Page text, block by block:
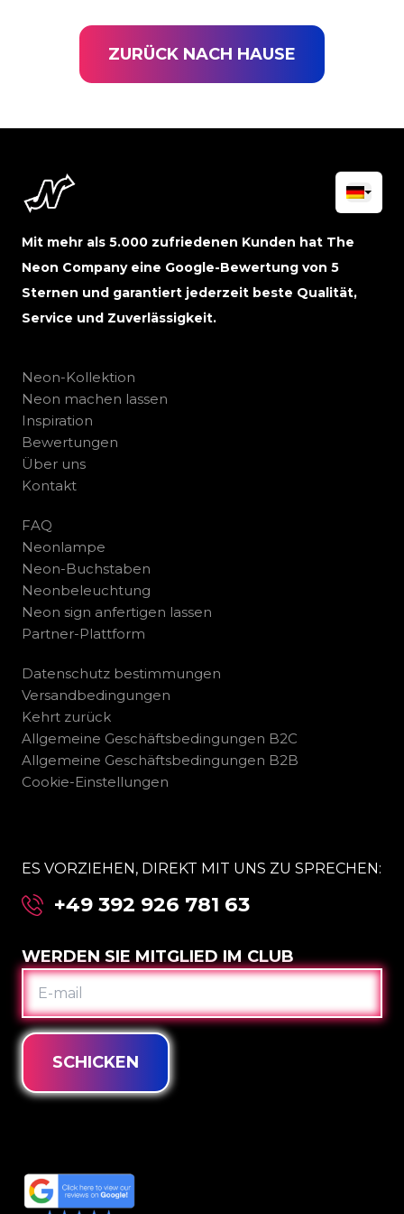
ZURÜCK NACH HAUSE
Mit mehr als 5.000 zufriedenen Kunden hat The
Neon Company eine Google-Bewertung von 5
Sternen und garantiert jederzeit beste Qualität,
Service und Zuverlässigkeit.
Neon-Kollektion
Neon machen lassen
Inspiration
Bewertungen
Über uns
Kontakt
FAQ
Neonlampe
Neon-Buchstaben
Neonbeleuchtung
Neon sign anfertigen lassen
Partner-Plattform
Datenschutz bestimmungen
Versandbedingungen
Kehrt zurück
Allgemeine Geschäftsbedingungen B2C
Allgemeine Geschäftsbedingungen B2B
Cookie-Einstellungen
ES VORZIEHEN, DIREKT MIT UNS ZU SPRECHEN:
+49 392 926 781 63
WERDEN SIE MITGLIED IM CLUB
E-
MAIL
SCHICKEN